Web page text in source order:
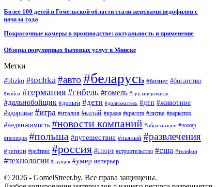
Более 100 детей в Гомельской области стали жертвами педофилов с
начала года
Покрасочные камеры в производстве: актуальность и применение
Обзоры популярных бытовых услуг в Минске
Метки
#blizko #tochka#авто #беларусь #бизнес #богатство
#война #германия#гибель #гомель #грузоперевозки
#дальнобойщик #деньги #дети #долгожитель #дтп #животное
#здоровье #игра #италия #китай #кража #красота #литва #наркотик
#недвижимость #новости компаний #образование #пожар
#полиция #польша #путешествие #пьяный #развлечения
#регион #рейтинг #россия #спорт #строительство #сша #телефон
#технологии #турция #умер интерьер
© 2026 - GomelStreet.by. Все права защищены.